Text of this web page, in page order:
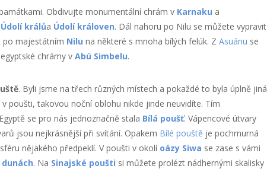
Obdivujte monumentální chrám v Karnaku a
králůa Údolí královen. Dál nahoru po Nilu se můžete vypravit
po majestátním Nilu na některé s mnoha bílých felúk. Z Asuánu se
chrámy v Abú Simbelu.
. Byli jsme na třech různých místech a pokaždé to byla úplně jiná
poušti, takovou noční oblohu nikde jinde neuvidíte. Tím
se pro nás jednoznačně stala Bílá poušť. Vápencové útvary
jsou nejkrásnější při svítání. Opakem Bílé pouště je pochmurná
nějakého předpeklí. V poušti v okolí oázy Siwa se zase s vámi
. Na Sinajské poušti si můžete prolézt nádhernými skalisky